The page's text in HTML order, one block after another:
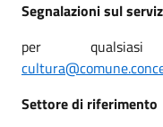
Segnalazioni sul
per qualsiasi
Settore di riferimento